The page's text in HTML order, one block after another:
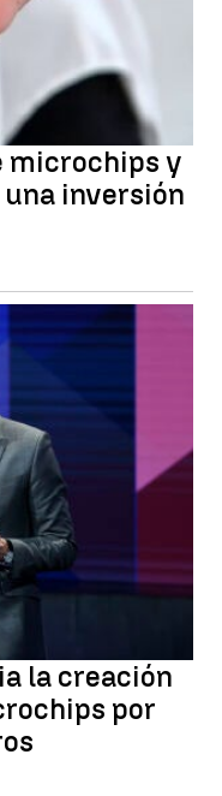
microchips y
inversión
la creación
por